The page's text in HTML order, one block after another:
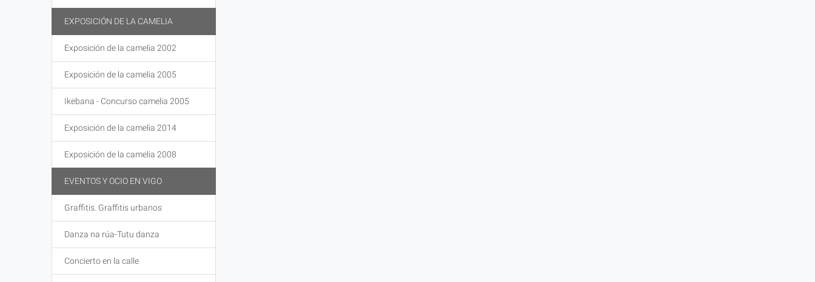
EXPOSICIÓN DE LA CAMELIA
Exposición de la camelia 2002
Exposición de la camelia 2005
Ikebana - Concurso camelia 2005
Exposición de la camelia 2014
Exposición de la camelia 2008
EVENTOS Y OCIO EN VIGO
Graffitis. Graffitis urbanos
Danza na rúa-Tutu danza
Concierto en la calle